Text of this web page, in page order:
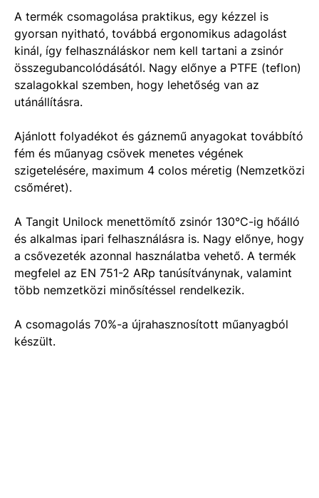
A termék csomagolása praktikus, egy kézzel is
gyorsan nyitható, továbbá ergonomikus adagolást
kinál, így felhasználáskor nem kell tartani a zsinór
összegubancolódásától. Nagy előnye a PTFE (teflon)
szalagokkal szemben, hogy lehetőség van az
utánállításra.
Ajánlott folyadékot és gáznemű anyagokat továbbító
fém és műanyag csövek menetes végének
szigetelésére, maximum 4 colos méretig (Nemzetközi
csőméret).
A Tangit Unilock menettömítő zsinór 130°C-ig hőálló
és alkalmas ipari felhasználásra is. Nagy előnye, hogy
a csővezeték azonnal használatba vehető. A termék
megfelel az EN 751-2 ARp tanúsítványnak, valamint
több nemzetközi minősítéssel rendelkezik.
A csomagolás 70%-a újrahasznosított műanyagból
készült.